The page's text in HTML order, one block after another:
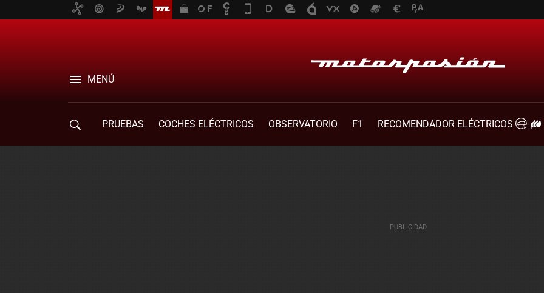
MENÚ
PRUEBAS COCHES ELÉCTRICOS OBSERVATORIO F1
RECOMENDADOR ELÉCTRICOS